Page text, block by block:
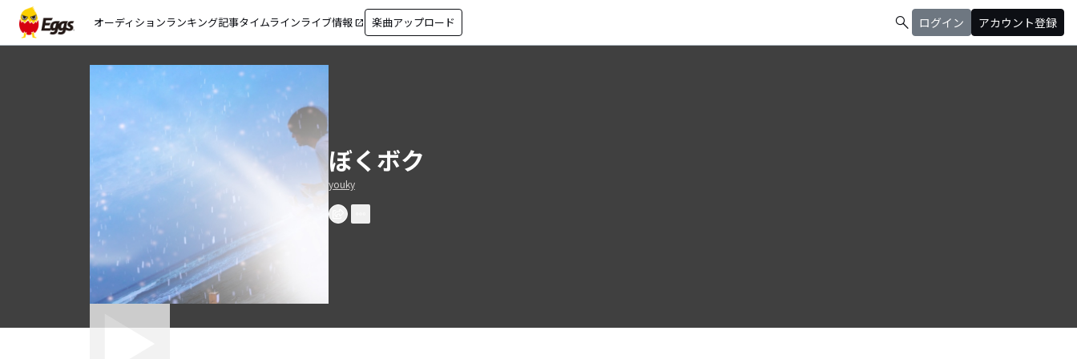
オーディションランキング記事タイムラインライブ情報 open_in_new 楽曲アップロード search ログイン アカウント登録
ぼくボク
youky